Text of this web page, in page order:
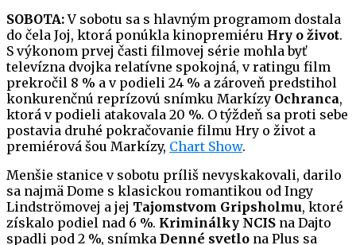
SOBOTA:V sobotu sa s hlavným programom dostala
do čela Joj, ktorá ponúkla kinopremiéru Hry o život.
S výkonom prvej časti filmovej série mohla byť
televízna dvojka relatívne spokojná, v ratingu film
prekročil 8 % a v podieli 24 % a zároveň predstihol
konkurenčnú reprízovú snímku Markízy Ochranca,
ktorá v podieli atakovala 20 %. O týždeň sa proti sebe
postavia druhé pokračovanie filmu Hry o život a
premiérová šou Markízy, Chart Show.
Menšie stanice v sobotu príliš nevyskakovali, darilo
sa najmä Dome s klasickou romantikou od Ingy
Lindströmovej a jej Tajomstvom Gripsholmu, ktoré
získalo podiel nad 6 %. Kriminálky NCIS na Dajto
spadli pod 2 %, snímka Denné svetlo na Plus sa